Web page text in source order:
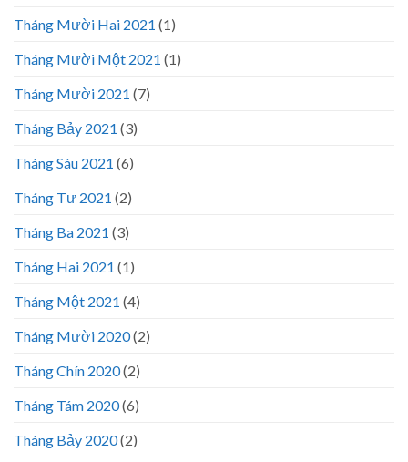
Tháng Mười Hai 2021 (1)
Tháng Mười Một 2021 (1)
Tháng Mười 2021 (7)
Tháng Bảy 2021 (3)
Tháng Sáu 2021 (6)
Tháng Tư 2021 (2)
Tháng Ba 2021 (3)
Tháng Hai 2021 (1)
Tháng Một 2021 (4)
Tháng Mười 2020(2)
Tháng Chín 2020(2)
Tháng Tám 2020(6)
Tháng Bảy 2020(2)